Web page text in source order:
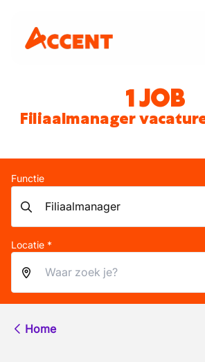
1 JOB
Filiaalmanager
Functie
Locatie *
Home